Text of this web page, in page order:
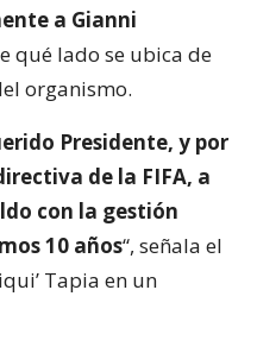
a Gianni
qué lado se ubica de
organismo.
Presidente, y por
de la FIFA, a
con la gestión
10 años“, señala el
Tapia en un